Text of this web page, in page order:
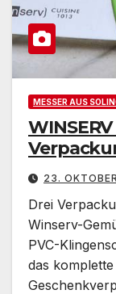
MESSER AUS
23.
Drei
Winserv-
PVC-
das